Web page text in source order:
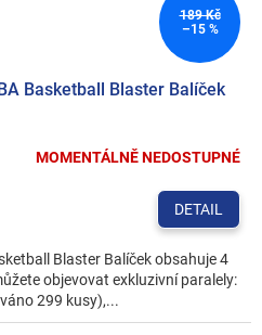
189 Kč
–15 %
Basketball Blaster Balíček
MOMENTÁLNĚ NEDOSTUPNÉ
DETAIL
Blaster Balíček obsahuje 4
objevovat exkluzivní paralely:
299 kusy),...